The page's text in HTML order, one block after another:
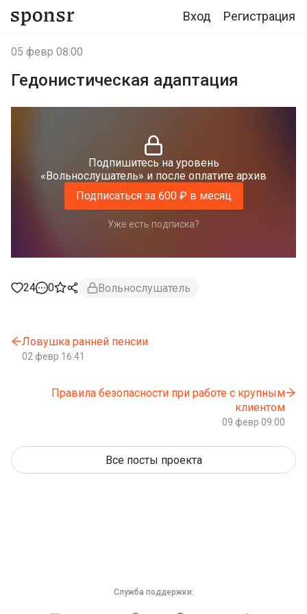
Вход Регистрация
05 февр 08:00
Гедонистическая адаптация
Подпишитесь на уровень
«Вольнослушатель» и после оплатите архив
Подписаться за 600 ₽ в месяц
Уже есть подписка?
24 0 Вольнослушатель
Ловушка ранней пенсии
02 февр 16:41
Правила безопасности при работе с крупным
клиентом
09 февр 09:00
Все посты проекта
Служба поддержки: